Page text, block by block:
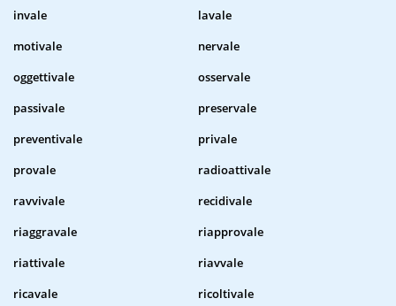
invale
lavale
motivale
nervale
oggettivale
osservale
passivale
preservale
preventivale
privale
provale
radioattivale
ravvivale
recidivale
riaggravale
riapprovale
riattivale
riavvale
ricavale
ricoltivale